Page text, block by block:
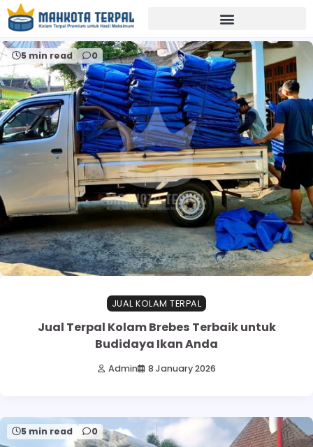
Home mahkotaterpal
5 min read 0
JUAL KOLAM TERPAL
Jual Terpal Kolam Brebes Terbaik untuk
Budidaya Ikan Anda
Admin 8 January 2026
5 min read 0